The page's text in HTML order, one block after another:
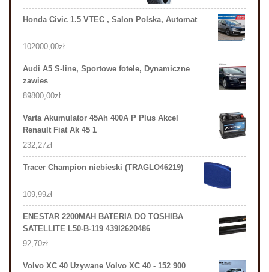
Honda Civic 1.5 VTEC , Salon Polska, Automat
102000,00zł
Audi A5 S-line, Sportowe fotele, Dynamiczne
zawies
89800,00zł
Varta Akumulator 45Ah 400A P Plus Akcel
Renault Fiat Ak 45 1
232,27zł
Tracer Champion niebieski (TRAGLO46219)
109,99zł
ENESTAR 2200MAH BATERIA DO TOSHIBA
SATELLITE L50-B-119 439I2620486
92,70zł
Volvo XC 40 Uzywane Volvo XC 40 - 152 900